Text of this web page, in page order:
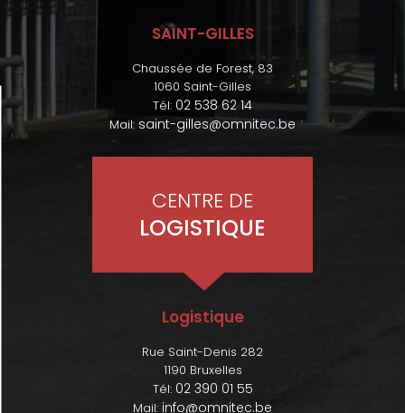
SAINT-GILLES
Chaussée de Forest, 83
1060 Saint-Gilles
Tél: 02 538 62 14
Mail: saint-gilles@omnitec.be
CENTRE DE
LOGISTIQUE
Logistique
Rue Saint-Denis 282
1190 Bruxelles
Tél: 02 390 01 55
Mail: info@omnitec.be